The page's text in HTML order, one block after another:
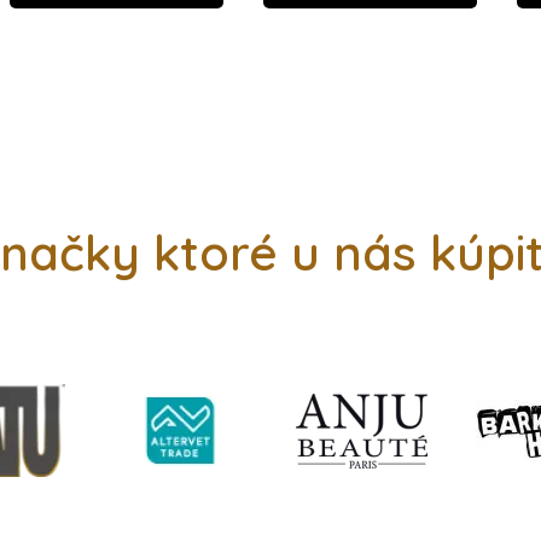
ktoré u nás